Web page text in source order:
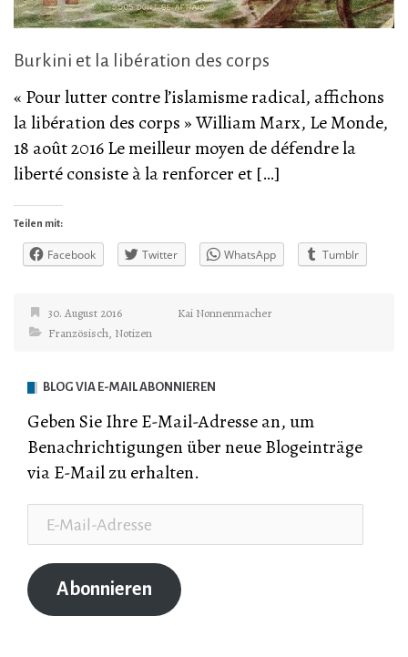
Burkini et la libération des corps
« Pour lutter contre l’islamisme radical, affichons
la libération des corps » William Marx, Le Monde,
18 août 2016 Le meilleur moyen de défendre la
liberté consiste à la renforcer et […]
Teilen mit:
Facebook Twitter WhatsApp Tumblr
30. August 2016
Kai Nonnenmacher
Französisch, Notizen
BLOG VIA E-MAIL ABONNIEREN
Geben Sie Ihre E-Mail-Adresse an, um
Benachrichtigungen über neue Blogeinträge
via E-Mail zu erhalten.
Mail-
Adresse
Abonnieren